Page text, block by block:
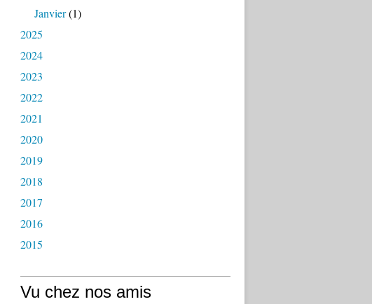
Janvier(1)
2025
2024
2023
2022
2021
2020
2019
2018
2017
2016
2015
Vu chez nos amis